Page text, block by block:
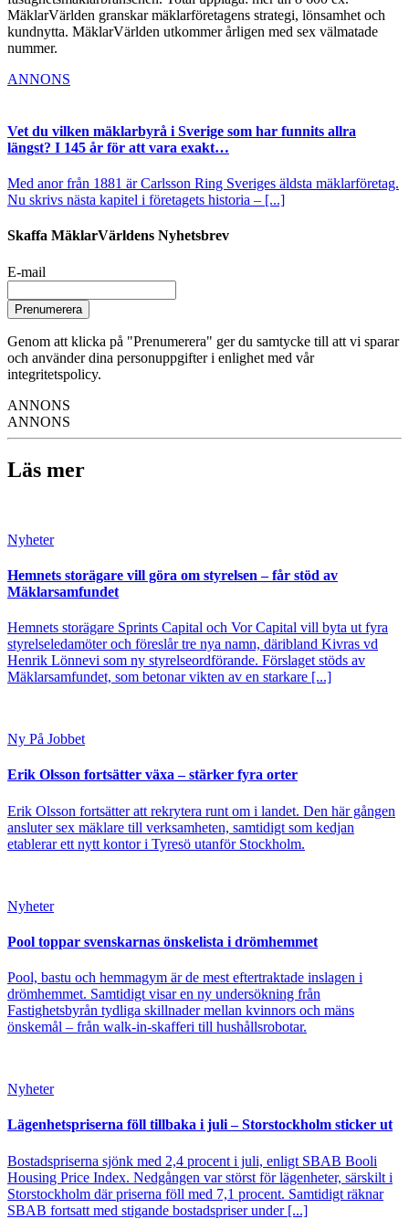
MäklarVärlden granskar mäklarföretagens strategi, lönsamhet och
kundnytta. MäklarVärlden utkommer årligen med sex välmatade
nummer.
ANNONS
Vet du vilken mäklarbyrå i Sverige som har funnits allra
längst? I 145 år för att vara exakt…
Med anor från 1881 är Carlsson Ring Sveriges äldsta mäklarföretag.
Nu skrivs nästa kapitel i företagets historia – [...]
Skaffa MäklarVärldens Nyhetsbrev
E-mail
Prenumerera
Genom att klicka på "Prenumerera" ger du samtycke till att vi sparar
och använder dina personuppgifter i enlighet med vår
integritetspolicy.
ANNONS
ANNONS
Läs mer
Nyheter
Hemnets storägare vill göra om styrelsen – får stöd av
Mäklarsamfundet
Hemnets storägare Sprints Capital och Vor Capital vill byta ut fyra
styrelseledamöter och föreslår tre nya namn, däribland Kivras vd
Henrik Lönnevi som ny styrelseordförande. Förslaget stöds av
Mäklarsamfundet, som betonar vikten av en starkare [...]
Ny På Jobbet
Erik Olsson fortsätter växa – stärker fyra orter
Erik Olsson fortsätter att rekrytera runt om i landet. Den här gången
ansluter sex mäklare till verksamheten, samtidigt som kedjan
etablerar ett nytt kontor i Tyresö utanför Stockholm.
Nyheter
Pool toppar svenskarnas önskelista i drömhemmet
Pool, bastu och hemmagym är de mest eftertraktade inslagen i
drömhemmet. Samtidigt visar en ny undersökning från
Fastighetsbyrån tydliga skillnader mellan kvinnors och mäns
önskemål – från walk-in-skafferi till hushållsrobotar.
Nyheter
Lägenhetspriserna föll tillbaka i juli – Storstockholm sticker ut
Bostadspriserna sjönk med 2,4 procent i juli, enligt SBAB Booli
Housing Price Index. Nedgången var störst för lägenheter, särskilt i
Storstockholm där priserna föll med 7,1 procent. Samtidigt räknar
SBAB fortsatt med stigande bostadspriser under [...]